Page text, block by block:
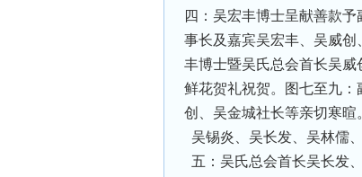
四：吴宏丰博士呈献善款
事长及嘉宾吴宏丰、吴威
丰博士暨吴氏总会首长吴
鲜花贺礼祝贺。图七至九
创、吴金城社长等亲切寒暄
吴锡炎、吴长发、吴林儒
五：吴氏总会首长吴长发